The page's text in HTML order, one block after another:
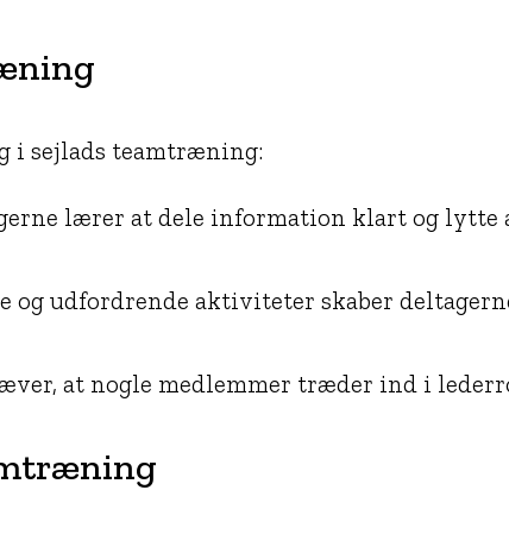
i sejlads teamtræning:
lærer at dele information klart og
og udfordrende aktiviteter skaber
at nogle medlemmer træder ind i